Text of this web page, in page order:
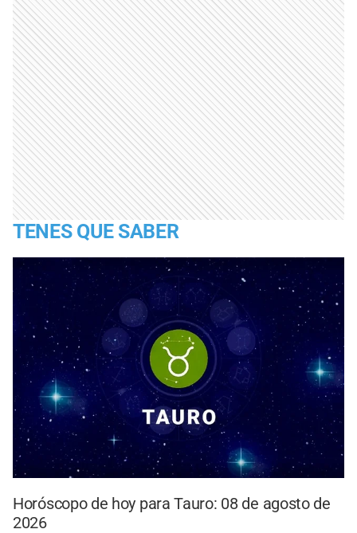
TENES QUE SABER
Horóscopo de hoy para Tauro: 08 de agosto de
2026